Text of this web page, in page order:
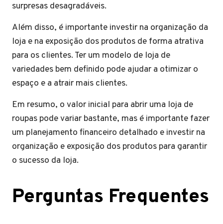
surpresas desagradáveis.
Além disso, é importante investir na organização da
loja e na exposição dos produtos de forma atrativa
para os clientes. Ter um modelo de loja de
variedades bem definido pode ajudar a otimizar o
espaço e a atrair mais clientes.
Em resumo, o valor inicial para abrir uma loja de
roupas pode variar bastante, mas é importante fazer
um planejamento financeiro detalhado e investir na
organização e exposição dos produtos para garantir
o sucesso da loja.
Perguntas Frequentes